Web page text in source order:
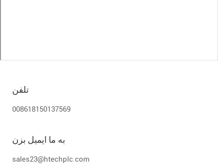
تلفن
008618150137569
به ما ایمیل بزن
sales23@htechplc.com